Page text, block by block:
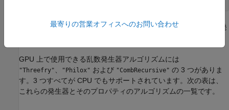
GPU と CPU の両方で同じ乱数列を生成する必要がある場合、発
GPU 上で使用できる乱数発生器アルゴリズムには
"Threefry" "Philox" および "CombRecursive" の 3 つがありま
す。3 つすべてが CPU でもサポートされています。次の表は、
これらの発生器とそのプロパティのアルゴリズムの一覧です。
最寄りの営業オフィスへのお問い合わせ